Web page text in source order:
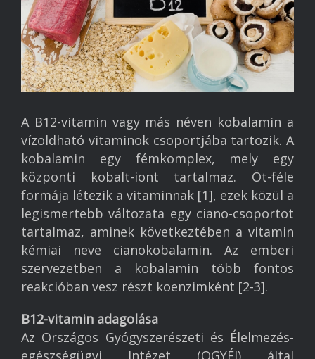
A B12-vitamin vagy más néven kobalamin a
vízoldható vitaminok csoportjába tartozik. A
kobalamin egy fémkomplex, mely egy
központi kobalt-iont tartalmaz. Öt-féle
formája létezik a vitaminnak [1], ezek közül a
legismertebb változata egy ciano-csoportot
tartalmaz, aminek következtében a vitamin
kémiai neve cianokobalamin. Az emberi
szervezetben a kobalamin több fontos
reakcióban vesz részt koenzimként [2-3].
B12-vitamin adagolása
Az Országos Gyógyszerészeti és Élelmezés-